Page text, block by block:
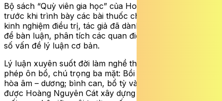
Bộ sách “Quỳ viên gia học” của Hoàng Nguyên Cát,
trước khi trình bày các bài thuốc chữa bệnh hiệu quả và
kinh nghiệm điều trị, tác giả đã dành phần quan trọng
để bàn luận, phân tích các quan điểm về Đông y và một
số vấn đề lý luận cơ bản.
Lý luận xuyên suốt đời làm nghề thầy thuốc của ông là
phép ôn bổ, chú trọng ba mặt: Bồi bổ thủy – hỏa; điều
hòa âm – dương; bình can, bổ tỳ và tư thận. Lý luận này
được Hoàng Nguyên Cát xây dựng trên cơ sở xét đoán